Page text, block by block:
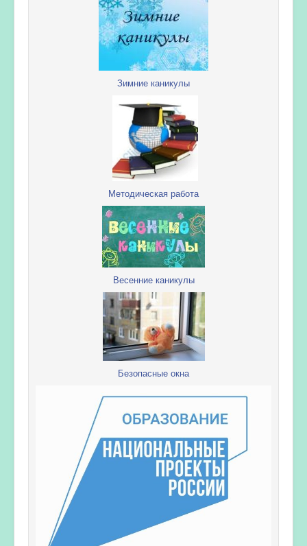
Зимние каникулы
Методическая работа
Весенние каникулы
Безопасные окна